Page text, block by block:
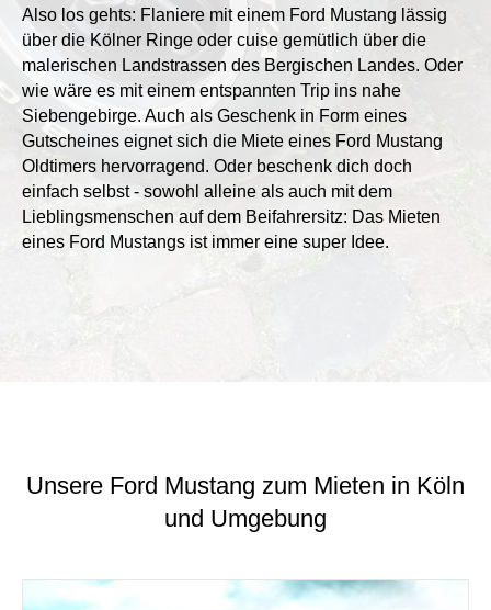
Also los gehts: Flaniere mit einem Ford Mustang lässig
über die Kölner Ringe oder cuise gemütlich über die
malerischen Landstrassen des Bergischen Landes. Oder
wie wäre es mit einem entspannten Trip ins nahe
Siebengebirge. Auch als Geschenk in Form eines
Gutscheines eignet sich die Miete eines Ford Mustang
Oldtimers hervorragend. Oder beschenk dich doch
einfach selbst - sowohl alleine als auch mit dem
Lieblingsmenschen auf dem Beifahrersitz: Das Mieten
eines Ford Mustangs ist immer eine super Idee.
Unsere Ford Mustang zum Mieten in Köln
und Umgebung